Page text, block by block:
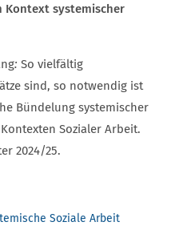
Kontext systemischer
: So vielfältig
sind, so notwendig ist
Bündelung systemischer
Sozialer Arbeit.
2024/25.
Soziale Arbeit